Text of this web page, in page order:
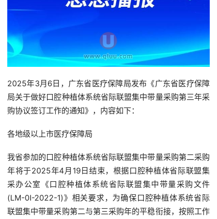
2025年3月6日，广东省医疗保障局发布《广东省医疗保障
局关于做好口腔种植体系统省际联盟集中带量采购第三年采
购协议签订工作的通知》，内容如下：
各地级以上市医疗保障局
我省参加的口腔种植体系统省际联盟集中带量采购第二采购
年将于2025年4月19日结束，根据口腔种植体省际联盟集
采办公室《口腔种植体系统省际联盟集中带量采购文件
(LM-0I-2022-1)》相关要求，为确保口腔种植体系统省际
联盟集中带量采购第二与第三采购年的平稳衔接，按照工作